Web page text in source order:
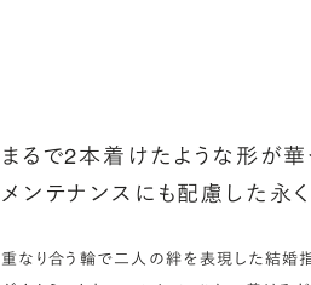
まるで2本着けたような形が
メンテナンスにも配慮した永
重なり合う輪で二人の絆を表現した結婚指